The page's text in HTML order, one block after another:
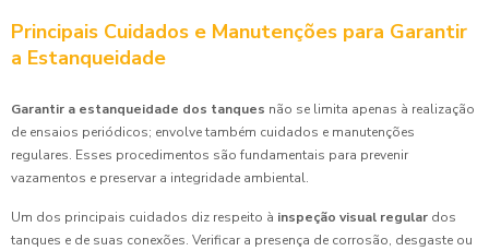
Principais Cuidados e Manutenções para Garantir
a Estanqueidade
Garantir a estanqueidade dos tanques não se limita apenas à realização
de ensaios periódicos; envolve também cuidados e manutenções
regulares. Esses procedimentos são fundamentais para prevenir
vazamentos e preservar a integridade ambiental.
Um dos principais cuidados diz respeito à inspeção visual regular dos
tanques e de suas conexões. Verificar a presença de corrosão, desgaste ou